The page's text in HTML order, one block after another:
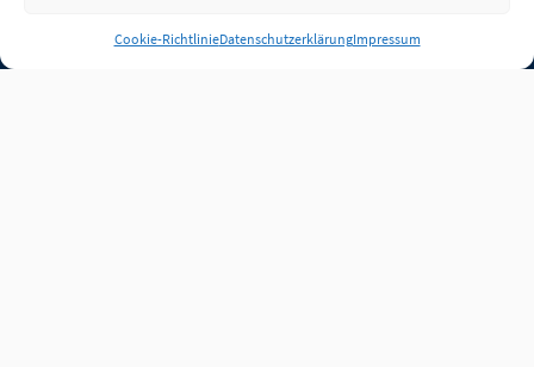
Cookie-RichtlinieDatenschutzerklärungImpressum
Jobs Partner FAQ Quellen